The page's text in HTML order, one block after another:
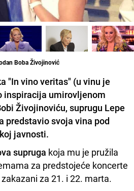
Boba Živojinović
"In vino veritas" (u vinu je
inspiracija umirovljenom
Živojinoviću, suprugu Lepe
predstavio svoja vina pod
javnosti.
supruga koja mu je pružila
za predstojeće koncerte
za 21. i 22. marta.